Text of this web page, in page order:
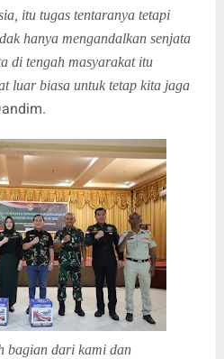
itu tugas tentaranya tetapi
hanya mengandalkan senjata
di tengah masyarakat itu
luar biasa untuk tetap kita jaga
bagian dari kami dan